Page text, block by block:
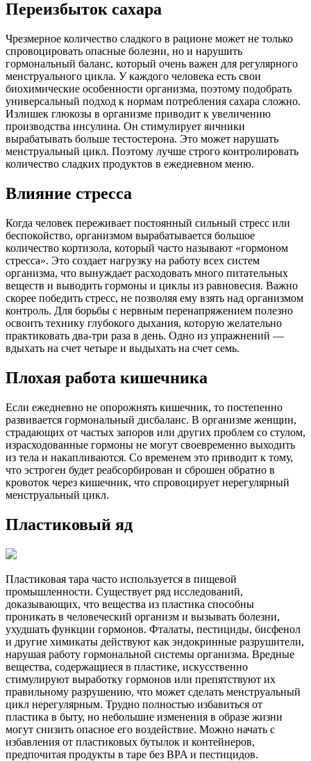
Переизбыток сахара
Чрезмерное количество сладкого в рационе может не только
спровоцировать опасные болезни, но и нарушить
гормональный баланс, который очень важен для регулярного
менструального цикла. У каждого человека есть свои
биохимические особенности организма, поэтому подобрать
универсальный подход к нормам потребления сахара сложно.
Излишек глюкозы в организме приводит к увеличению
производства инсулина. Он стимулирует яичники
вырабатывать больше тестостерона. Это может нарушать
менструальный цикл. Поэтому лучше строго контролировать
количество сладких продуктов в ежедневном меню.
Влияние стресса
Когда человек переживает постоянный сильный стресс или
беспокойство, организмом вырабатывается большое
количество кортизола, который часто называют «гормоном
стресса». Это создает нагрузку на работу всех систем
организма, что вынуждает расходовать много питательных
веществ и выводить гормоны и циклы из равновесия. Важно
скорее победить стресс, не позволяя ему взять над организмом
контроль. Для борьбы с нервным перенапряжением полезно
освоить технику глубокого дыхания, которую желательно
практиковать два-три раза в день. Одно из упражнений —
вдыхать на счет четыре и выдыхать на счет семь.
Плохая работа кишечника
Если ежедневно не опорожнять кишечник, то постепенно
развивается гормональный дисбаланс. В организме женщин,
страдающих от частых запоров или других проблем со стулом,
израсходованные гормоны не могут своевременно выходить
из тела и накапливаются. Со временем это приводит к тому,
что эстроген будет реабсорбирован и сброшен обратно в
кровоток через кишечник, что спровоцирует нерегулярный
менструальный цикл.
Пластиковый яд
Пластиковая тара часто используется в пищевой
промышленности. Существует ряд исследований,
доказывающих, что вещества из пластика способны
проникать в человеческий организм и вызывать болезни,
ухудшать функции гормонов. Фталаты, пестициды, бисфенол
и другие химикаты действуют как эндокринные разрушители,
нарушая работу гормональной системы организма. Вредные
вещества, содержащиеся в пластике, искусственно
стимулируют выработку гормонов или препятствуют их
правильному разрушению, что может сделать менструальный
цикл нерегулярным. Трудно полностью избавиться от
пластика в быту, но небольшие изменения в образе жизни
могут снизить опасное его воздействие. Можно начать с
избавления от пластиковых бутылок и контейнеров,
предпочитая продукты в таре без BPA и пестицидов.